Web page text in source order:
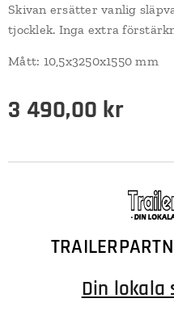
Skivan ersätter vanlig
tjocklek. Inga extra
Mått: 10,5x3250x1550 mm
3 490,00 kr
Din lokala